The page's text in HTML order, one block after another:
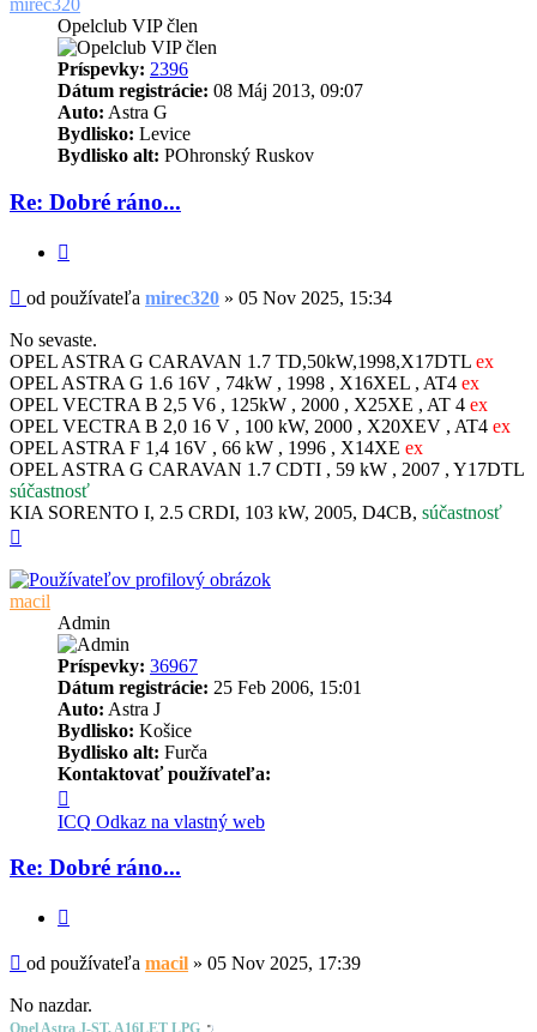
mirec320
Opelclub VIP člen
Príspevky: 2396
Dátum registrácie: 08 Máj 2013, 09:07
Auto: Astra G
Bydlisko: Levice
Bydlisko alt: POhronský Ruskov
Re: Dobré ráno...
Príspevok
od používateľa mirec320 » 05 Nov 2025, 15:34
No sevaste.
OPEL ASTRA G CARAVAN 1.7 TD,50kW,1998,X17DTL ex
OPEL ASTRA G 1.6 16V , 74kW , 1998 , X16XEL , AT4 ex
OPEL VECTRA B 2,5 V6 , 125kW , 2000 , X25XE , AT 4 ex
OPEL VECTRA B 2,0 16 V , 100 kW, 2000 , X20XEV , AT4 ex
OPEL ASTRA F 1,4 16V , 66 kW , 1996 , X14XE ex
OPEL ASTRA G CARAVAN 1.7 CDTI , 59 kW , 2007 , Y17DTL
súčastnosť
KIA SORENTO I, 2.5 CRDI, 103 kW, 2005, D4CB, súčastnosť
macil
Admin
Príspevky: 36967
Dátum registrácie: 25 Feb 2006, 15:01
Auto: Astra J
Bydlisko: Košice
Bydlisko alt: Furča
Kontaktovať používateľa:
informácie
používateľa
macil
ICQ Odkaz na vlastný web
Re: Dobré ráno...
Príspevok
od používateľa macil » 05 Nov 2025, 17:39
No nazdar.
Opel Astra J-ST, A16LET LPG